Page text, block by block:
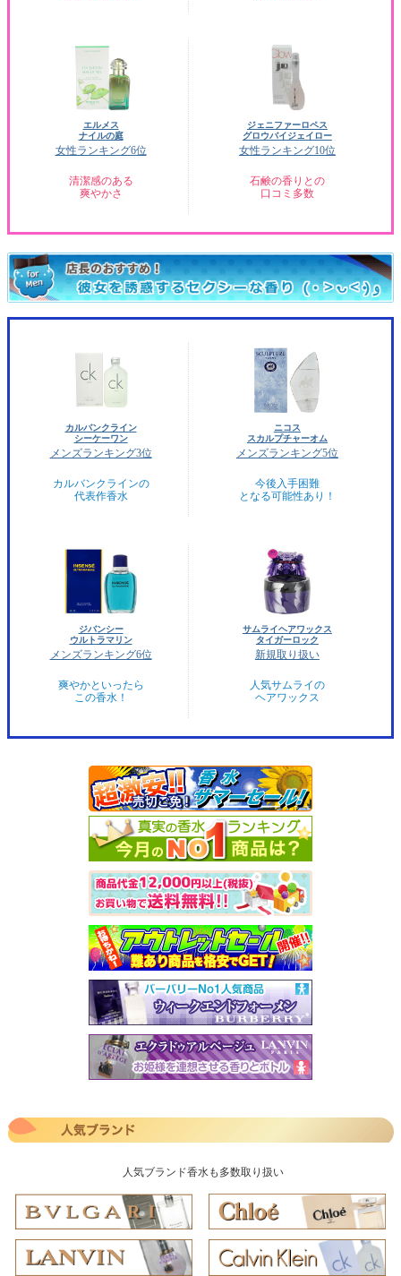
エルメス
ナイルの庭
女性ランキング6位
清潔感のある
爽やかさ
ジェニファーロペス
グロウバイジェイロー
女性ランキング10位
石鹸の香りとの
口コミ多数
カルバンクライン
シーケーワン
メンズランキング3位
カルバンクラインの
代表作香水
ニコス
スカルプチャーオム
メンズランキング5位
今後入手困難
となる可能性あり！
ジバンシー
ウルトラマリン
メンズランキング6位
爽やかといったら
この香水！
サムライヘアワックス
タイガーロック
新規取り扱い
人気サムライの
ヘアワックス
人気ブランド香水も多数取り扱い